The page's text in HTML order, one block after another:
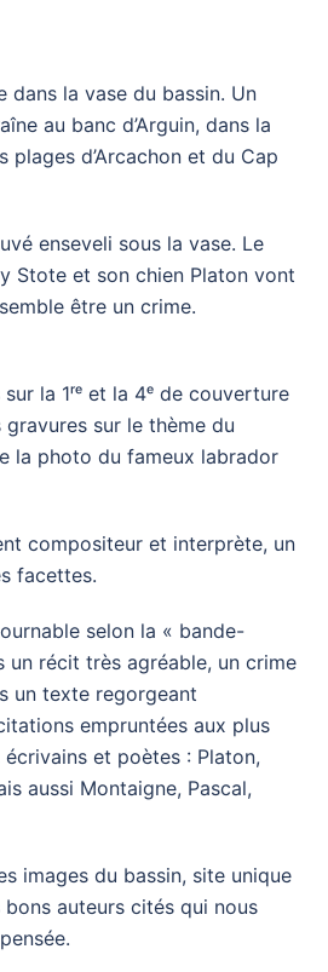
dans la vase du bassin. Un
au banc d’Arguin, dans la
plages d’Arcachon et du Cap
enseveli sous la vase. Le
Stote et son chien Platon vont
être un crime.
la 1ʳᵉ et la 4ᵉ de couverture
sur le thème du
la photo du fameux labrador
compositeur et interprète, un
facettes.
selon la « bande-
un récit très agréable, un crime
un texte regorgeant
empruntées aux plus
et poètes : Platon,
aussi Montaigne, Pascal,
images du bassin, site unique
auteurs cités qui nous